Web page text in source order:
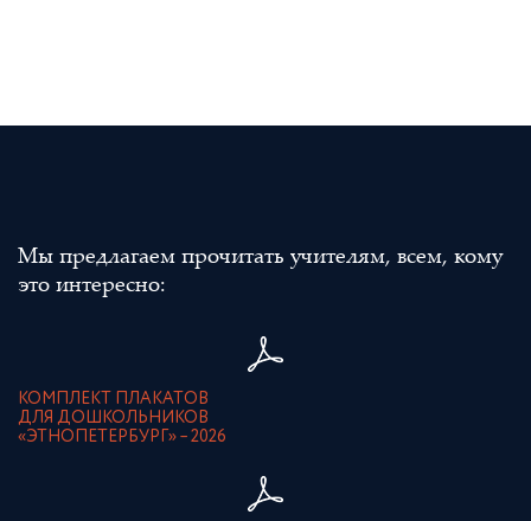
Мы предлагаем прочитать учителям, всем, кому
это интересно:
КОМПЛЕКТ ПЛАКАТОВ
ДЛЯ ДОШКОЛЬНИКОВ
«ЭТНОПЕТЕРБУРГ» – 2026